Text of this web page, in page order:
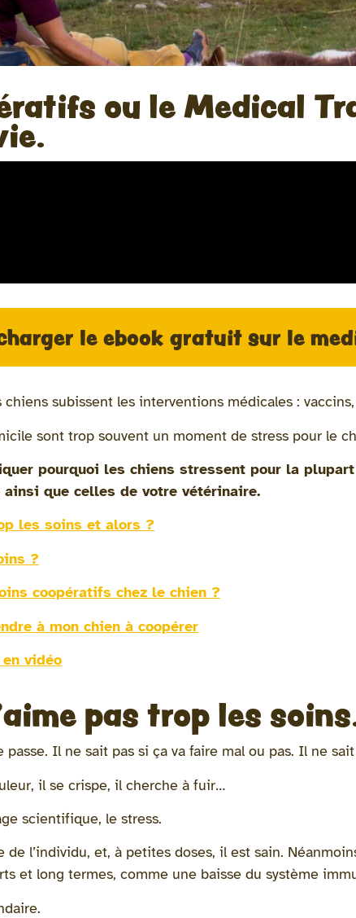
ou le Medical
le ebook gratuit sur le
subissent les interventions médicales :
sont trop souvent un moment de stress pour le
pourquoi les chiens stressent pour la
que celles de votre vétérinaire.
les soins et alors ?
?
coopératifs chez le chien ?
à mon chien à coopérer
vidéo
pas trop les
Il ne sait pas si ça va faire mal ou pas. Il ne
il se crispe, il cherche à fuir…
scientifique, le stress.
de l’individu, et, à petites doses, il est sain.
et long termes, comme une baisse du système